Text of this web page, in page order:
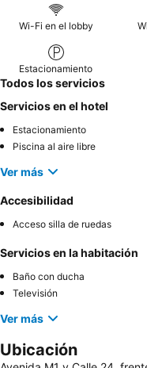
Wi-Fi en el lobby
Estacionamiento
Todos los servicios
Servicios en el hotel
Estacionamiento
Piscina al aire libre
Ver más
Accesibilidad
Acceso silla de ruedas
Servicios en la habitación
Baño con ducha
Televisión
Ver más
Ubicación